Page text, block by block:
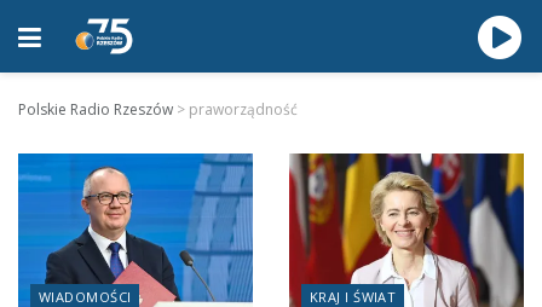
Polskie Radio Rzeszów > praworządność
WIADOMOŚCI KRAJ I ŚWIAT